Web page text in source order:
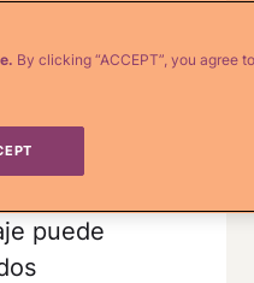
la
de
puede
By clicking “ACCEPT”, you agree to